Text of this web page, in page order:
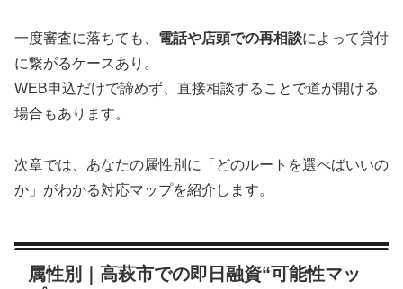
一度審査に落ちても、 電話や店頭での再相談によって貸付
に繋がるケースあり。
WEB申込だけで諦めず、直接相談することで道が開ける
場合もあります。
次章では、あなたの属性別に「どのルートを選べばいいの
か」がわかる対応マップを紹介します。
属性別｜高萩市での即日融資“可能性マッ